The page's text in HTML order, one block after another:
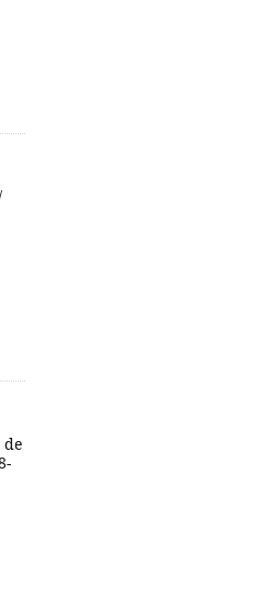
de